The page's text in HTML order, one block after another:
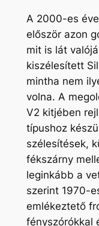
A 2000-es
először azon
mit is lát
kiszélesített
mintha nem
volna. A
V2 kitjében
típushoz
szélesítések,
fékszárny
leginkább a
szerint 1970-
emlékeztető
fényszórókkal